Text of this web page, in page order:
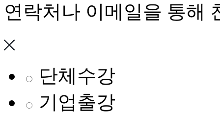
연락처나 이메일을 통해
단체수강
기업출강